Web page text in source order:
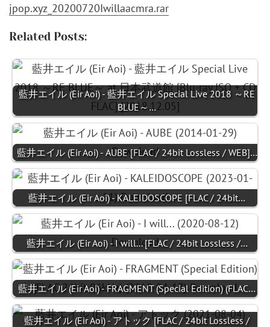
jpop.xyz_20200720Iwillaacmra.rar
Related Posts:
藍井エイル (Eir Aoi) - 藍井エイル Special Live 2018 ～RE
BLUE～…
藍井エイル (Eir Aoi) - AUBE [FLAC / 24bit Lossless / WEB]…
藍井エイル (Eir Aoi) - KALEIDOSCOPE [FLAC / 24bit…
藍井エイル (Eir Aoi) - I will... [FLAC / 24bit Lossless /…
藍井エイル (Eir Aoi) - FRAGMENT (Special Edition) (FLAC…
藍井エイル (Eir Aoi) - アトック [FLAC / 24bit Lossless /